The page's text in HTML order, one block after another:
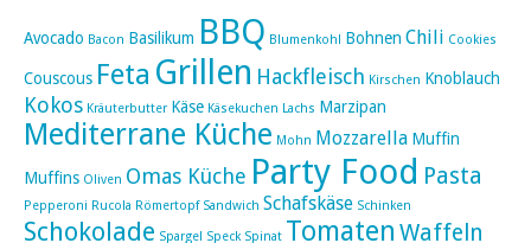
Avocado Bacon Basilikum BBQ Blumenkohl Bohnen Chili Cookies
Couscous Feta Grillen Hackfleisch Kirschen Knoblauch
Kokos Kräuterbutter Käse Käsekuchen Lachs Marzipan
Mediterrane Küche Mohn Mozzarella Muffin
Muffins Oliven Omas Küche Party Food Pasta
Pepperoni Rucola Römertopf Sandwich Schafskäse Schinken
Schokolade Spargel Speck Spinat Tomaten Waffeln